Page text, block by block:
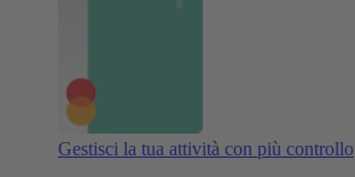
Gestisci la tua attività con più controllo